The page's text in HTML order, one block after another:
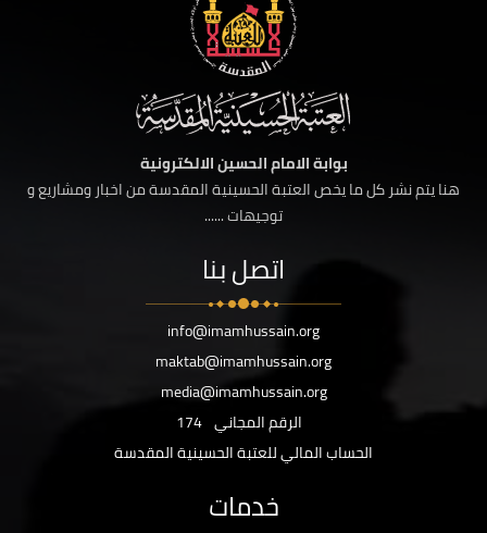
بوابة الامام الحسين الالكترونية
هنا يتم نشر كل ما يخص العتبة الحسينية المقدسة من اخبار ومشاريع و
توجيهات ......
اتصل بنا
info@imamhussain.org
maktab@imamhussain.org
media@imamhussain.org
الرقم المجاني 174
الحساب المالي للعتبة الحسينية المقدسة
خدمات